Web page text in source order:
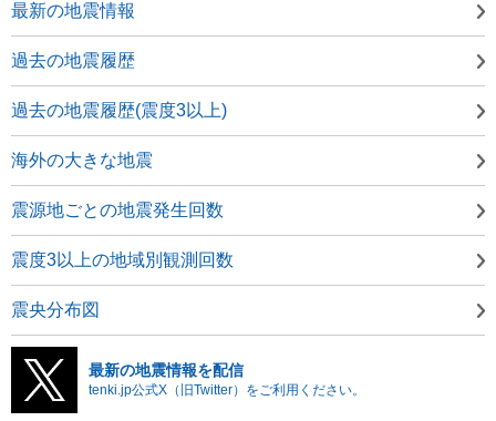
最新の地震情報
過去の地震履歴
過去の地震履歴(震度3以上)
海外の大きな地震
震源地ごとの地震発生回数
震度3以上の地域別観測回数
震央分布図
最新の地震情報を配信
tenki.jp公式X（旧Twitter）をご利用ください。